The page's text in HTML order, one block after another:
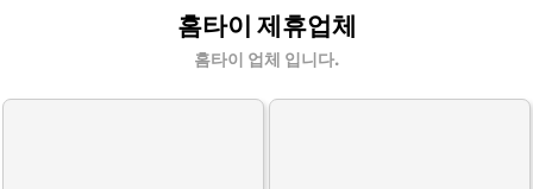
홈타이 제휴업체
홈타이 업체 입니다.